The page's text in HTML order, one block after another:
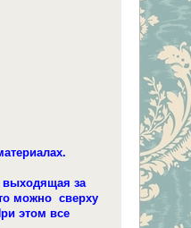
выходящая за
можно сверху
этом все